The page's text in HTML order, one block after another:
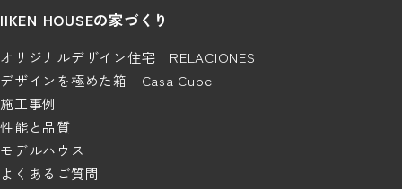
IIKEN HOUSEの家づくり
オリジナルデザイン住宅 RELACIONES
デザインを極めた箱 Casa Cube
施工事例
性能と品質
モデルハウス
よくあるご質問